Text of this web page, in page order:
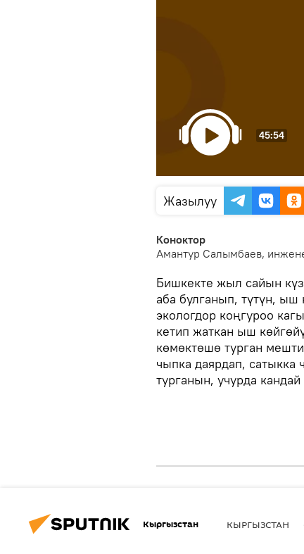
45:54
Жазылуу
Коноктор
Амантур Салымбаев,
Бишкекте жыл сайын
аба булганып, түтүн, ыш
экологдор коңгуроо
кетип жаткан ыш
көмөктөшө турган
чыпка даярдап,
турганын, учурда
Кыргызстан КЫРГЫЗСТАН